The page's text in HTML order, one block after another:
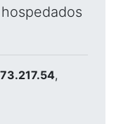
,